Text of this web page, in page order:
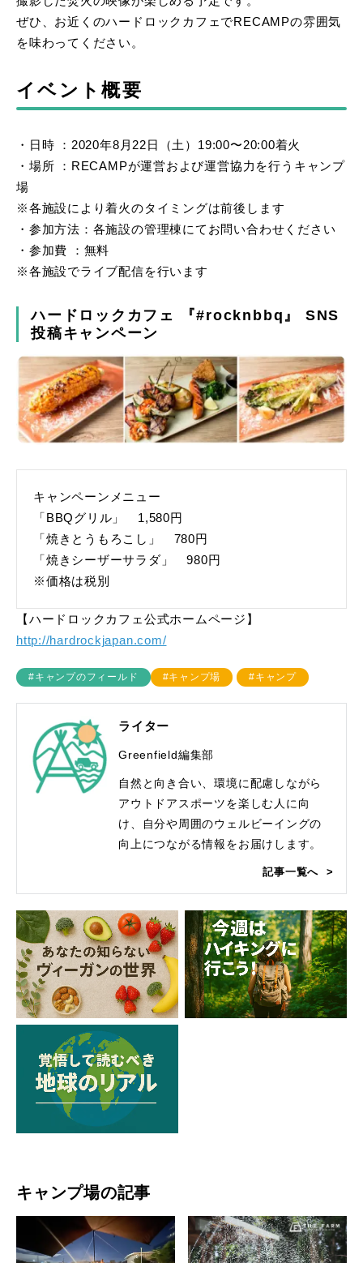
ぜひ、お近くのハードロックカフェでRECAMPの雰囲気
を味わってください。
イベント概要
​・日時 ：2020年8月22日（土）19:00〜20:00着火
​・場所 ：RECAMPが運営および運営協力を行うキャンプ
場
※各施設により着火のタイミングは前後します
・参加方法：各施設の管理棟にてお問い合わせください
・参加費 ：無料
※各施設でライブ配信を行います
ハードロックカフェ 『#rocknbbq』 SNS
投稿キャンペーン
キャンペーンメニュー
「BBQグリル」 1,580円
「焼きとうもろこし」 780円
「焼きシーザーサラダ」 980円
※価格は税別
【ハードロックカフェ公式ホームページ】
http://hardrockjapan.com/
#キャンプのフィールド #キャンプ場 #キャンプ
ライター
Greenfield編集部
自然と向き合い、環境に配慮しながら
アウトドアスポーツを楽しむ人に向
け、自分や周囲のウェルビーイングの
向上につながる情報をお届けします。
記事一覧へ
キャンプ場の記事